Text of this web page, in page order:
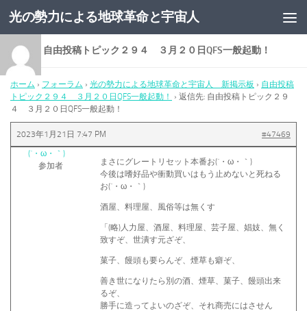
コンテンツへスキップ
光の勢力による地球革命と宇宙人
返信先: 自由投稿トピック２９４ ３月２０日QFS一般起動！
ホーム › フォーラム › 光の勢力による地球革命と宇宙人 新掲示板 › 自由投稿
トピック２９４ ３月２０日QFS一般起動！
› 返信先: 自由投稿トピック２９
４ ３月２０日QFS一般起動！
2023年1月21日 7:47 PM
#47469
(´・ω・｀)
参加者
まさにグレートリセット本番お(´・ω・｀)
今後は嗜好品や衝動買いはもう止めないと死ねる
お(´・ω・｀)
酒屋、料理屋、風俗等は無くす
「(略)人力屋、酒屋、料理屋、芸子屋、娼妓、無く
致すぞ、世潰す元ざぞ、
菓子、饅頭も要らんぞ、煙草も癖ぞ、
善き世になりたら別の酒、煙草、菓子、饅頭出来
るぞ、
勝手に造ってよいのざぞ、それ商売にはさせん